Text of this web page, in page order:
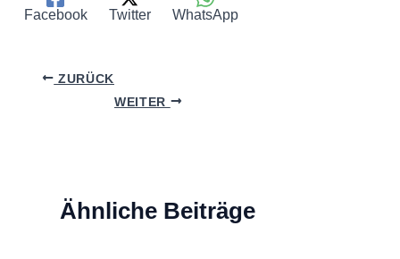
Facebook Twitter WhatsApp
ZURÜCK
WEITER
Ähnliche Beiträge